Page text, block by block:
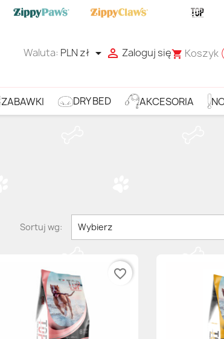
Waluta: PLN zł   Zaloguj sięshopping_cart Koszyk
ZABAWKI DRY BED AKCESORIA
Sortuj wg: Wybierz
favorite_border